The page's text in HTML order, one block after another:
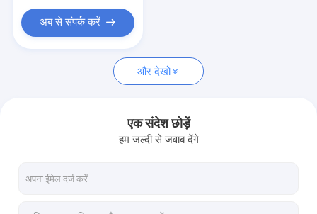
छिद्रित स्टेनलेस स्टील शीट
स्टेनलेस स्टील चेकर प्लेट
स्टेनलेस स्टील टाइल ट्रिम
अब से संपर्क करें
और देखो
एक संदेश छोड़ें
हम जल्दी से जवाब देंगे